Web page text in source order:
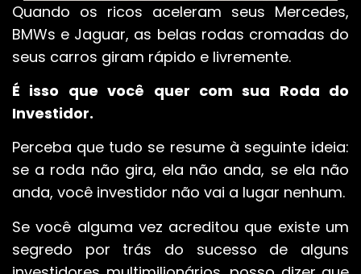
Quando os ricos aceleram seus Mercedes,
BMWs e Jaguar, as belas rodas cromadas do
seus carros giram rápido e livremente.
É isso que você quer com sua Roda do
Investidor.
Perceba que tudo se resume à seguinte ideia:
se a roda não gira, ela não anda, se ela não
anda, você investidor não vai a lugar nenhum.
Se você alguma vez acreditou que existe um
segredo por trás do sucesso de alguns